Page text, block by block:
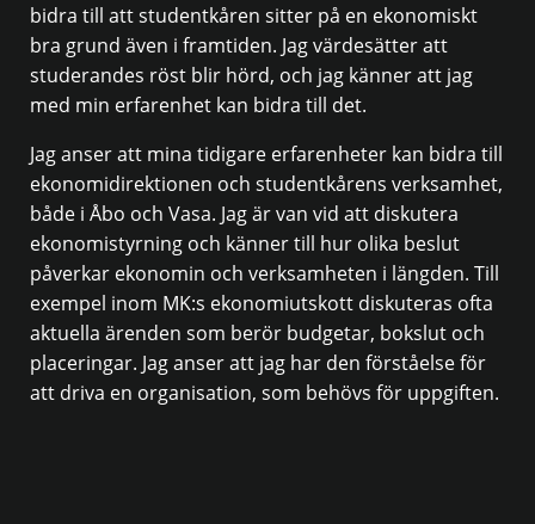
bidra till att studentkåren sitter på en ekonomiskt
bra grund även i framtiden. Jag värdesätter att
studerandes röst blir hörd, och jag känner att jag
med min erfarenhet kan bidra till det.
Jag anser att mina tidigare erfarenheter kan bidra till
ekonomidirektionen och studentkårens verksamhet,
både i Åbo och Vasa. Jag är van vid att diskutera
ekonomistyrning och känner till hur olika beslut
påverkar ekonomin och verksamheten i längden. Till
exempel inom MK:s ekonomiutskott diskuteras ofta
aktuella ärenden som berör budgetar, bokslut och
placeringar. Jag anser att jag har den förståelse för
att driva en organisation, som behövs för uppgiften.